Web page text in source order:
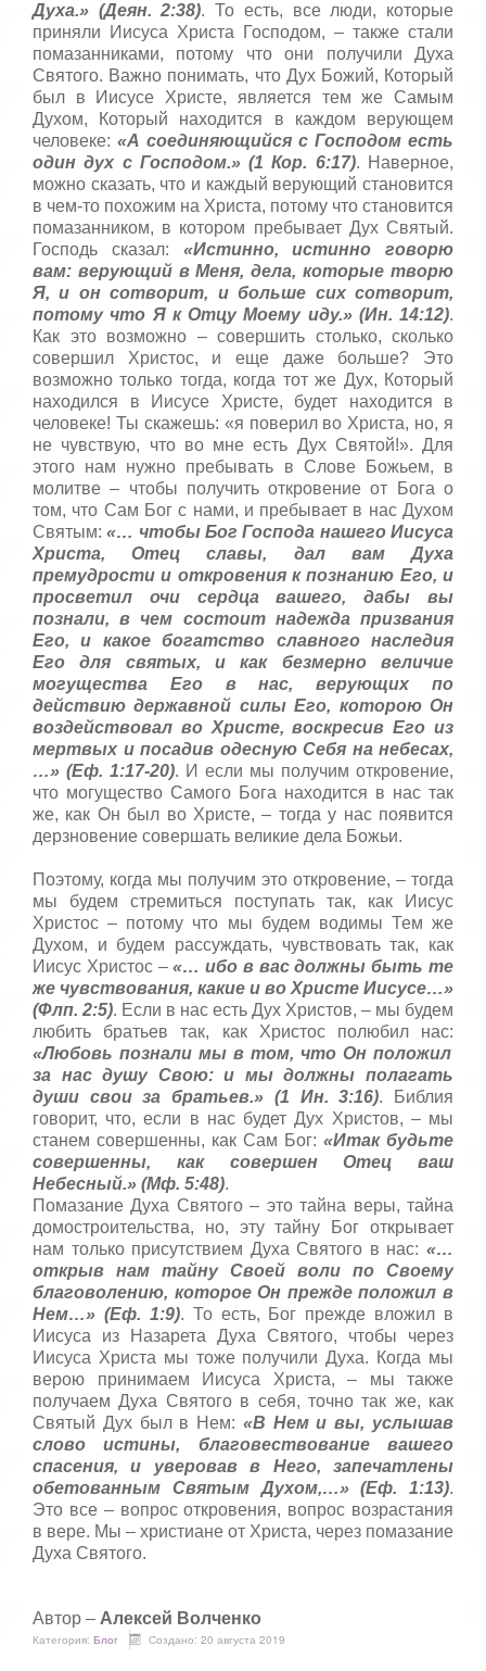
Духа.» (Деян. 2:38). То есть, все люди, которые
приняли Иисуса Христа Господом, – также стали
помазанниками, потому что они получили Духа
Святого. Важно понимать, что Дух Божий, Который
был в Иисусе Христе, является тем же Самым
Духом, Который находится в каждом верующем
человеке: «А соединяющийся с Господом есть
один дух с Господом.» (1 Кор. 6:17). Наверное,
можно сказать, что и каждый верующий становится
в чем-то похожим на Христа, потому что становится
помазанником, в котором пребывает Дух Святый.
Господь сказал: «Истинно, истинно говорю
вам: верующий в Меня, дела, которые творю
Я, и он сотворит, и больше сих сотворит,
потому что Я к Отцу Моему иду.» (Ин. 14:12).
Как это возможно – совершить столько, сколько
совершил Христос, и еще даже больше? Это
возможно только тогда, когда тот же Дух, Который
находился в Иисусе Христе, будет находится в
человеке! Ты скажешь: «я поверил во Христа, но, я
не чувствую, что во мне есть Дух Святой!». Для
этого нам нужно пребывать в Слове Божьем, в
молитве – чтобы получить откровение от Бога о
том, что Сам Бог с нами, и пребывает в нас Духом
Святым:«… чтобы Бог Господа нашего Иисуса
Христа, Отец славы, дал вам Духа
премудрости и откровения к познанию Его, и
просветил очи сердца вашего, дабы вы
познали, в чем состоит надежда призвания
Его, и какое богатство славного наследия
Его для святых, и как безмерно величие
могущества Его в нас, верующих по
действию державной силы Его, которою Он
воздействовал во Христе, воскресив Его из
мертвых и посадив одесную Себя на небесах,
…» (Еф. 1:17-20). И если мы получим откровение,
что могущество Самого Бога находится в нас так
же, как Он был во Христе, – тогда у нас появится
дерзновение совершать великие дела Божьи.
Поэтому, когда мы получим это откровение, – тогда
мы будем стремиться поступать так, как Иисус
Христос – потому что мы будем водимы Тем же
Духом, и будем рассуждать, чувствовать так, как
Иисус Христос –«… ибо в вас должны быть те
же чувствования, какие и во Христе Иисусе…»
(Флп. 2:5). Если в нас есть Дух Христов, – мы будем
любить братьев так, как Христос полюбил нас:
«Любовь познали мы в том, что Он положил
за нас душу Свою: и мы должны полагать
души свои за братьев.» (1 Ин. 3:16). Библия
говорит, что, если в нас будет Дух Христов, – мы
станем совершенны, как Сам Бог: «Итак будьте
совершенны, как совершен Отец ваш
Небесный.» (Мф. 5:48).
Помазание Духа Святого – это тайна веры, тайна
домостроительства, но, эту тайну Бог открывает
нам только присутствием Духа Святого в нас: «…
открыв нам тайну Своей воли по Своему
благоволению, которое Он прежде положил в
Нем…» (Еф. 1:9). То есть, Бог прежде вложил в
Иисуса из Назарета Духа Святого, чтобы через
Иисуса Христа мы тоже получили Духа. Когда мы
верою принимаем Иисуса Христа, – мы также
получаем Духа Святого в себя, точно так же, как
Святый Дух был в Нем: «В Нем и вы, услышав
слово истины, благовествование вашего
спасения, и уверовав в Него, запечатлены
обетованным Святым Духом,…» (Еф. 1:13).
Это все – вопрос откровения, вопрос возрастания
в вере. Мы – христиане от Христа, через помазание
Духа Святого.
Автор – Алексей Волченко
Категория: Блог Создано: 20 августа 2019